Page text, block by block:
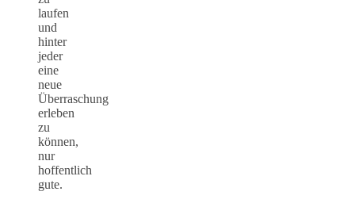
laufen
und
hinter
jeder
eine
neue
Überraschung
erleben
zu
können,
nur
hoffentlich
gute.